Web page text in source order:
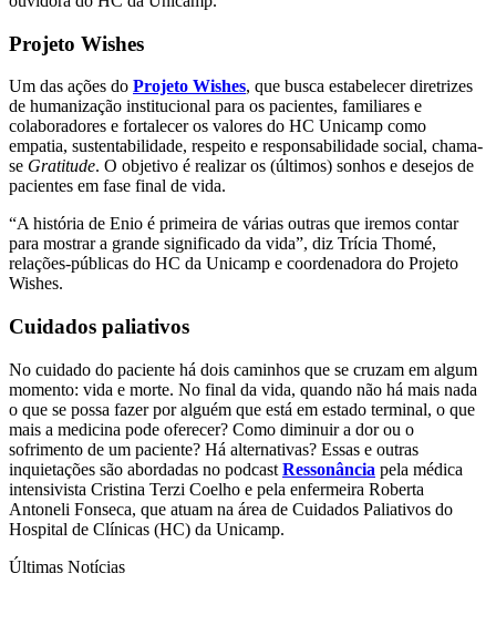
Projeto Wishes
Um das ações do Projeto Wishes, que busca estabelecer diretrizes
de humanização institucional para os pacientes, familiares e
colaboradores e fortalecer os valores do HC Unicamp como
empatia, sustentabilidade, respeito e responsabilidade social, chama-
se Gratitude. O objetivo é realizar os (últimos) sonhos e desejos de
pacientes em fase final de vida.
“A história de Enio é primeira de várias outras que iremos contar
para mostrar a grande significado da vida”, diz Trícia Thomé,
relações-públicas do HC da Unicamp e coordenadora do Projeto
Wishes.
Cuidados paliativos
No cuidado do paciente há dois caminhos que se cruzam em algum
momento: vida e morte. No final da vida, quando não há mais nada
o que se possa fazer por alguém que está em estado terminal, o que
mais a medicina pode oferecer? Como diminuir a dor ou o
sofrimento de um paciente? Há alternativas? Essas e outras
inquietações são abordadas no podcast Ressonância pela médica
intensivista Cristina Terzi Coelho e pela enfermeira Roberta
Antoneli Fonseca, que atuam na área de Cuidados Paliativos do
Hospital de Clínicas (HC) da Unicamp.
Últimas Notícias